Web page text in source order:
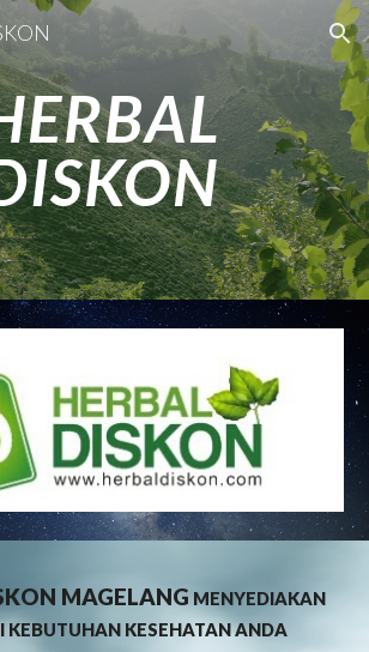
Skip to navigation
MAGELANG MENYEDIAKAN
KEBUTUHAN KESEHATAN ANDA